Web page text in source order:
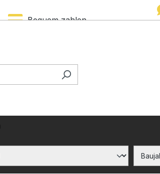
Bequem zahlen